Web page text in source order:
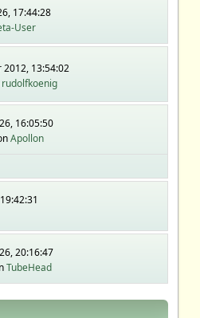
17:44:28
User
13:54:02
rudolfkoenig
16:05:50
Apollon
20:16:47
TubeHead